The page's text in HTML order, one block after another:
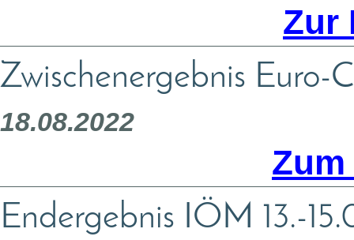
Zur
Zwischenergebnis Euro-
18.08.2022
Endergebnis IÖM 13.-